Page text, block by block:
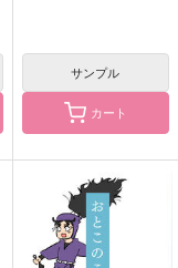
サンプル
カート